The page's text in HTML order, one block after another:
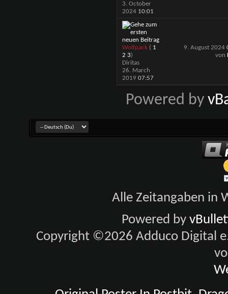
3. October
2024 10:01
Wolfpack( 1
2 3)
Diritas
26. March
2019 07:57
9. August 2024
von
Powered by
Alle Zeitangaben in
Powered by
Copyright ©2026 Adduco Digital